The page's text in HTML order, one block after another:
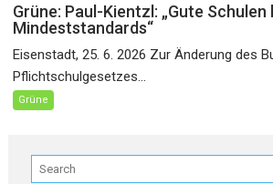
Grüne: Paul-Kientzl: „Gute
Mindeststandards“
Eisenstadt, 25. 6. 2026 Zur Änderung des
Pflichtschulgesetzes...
Grüne